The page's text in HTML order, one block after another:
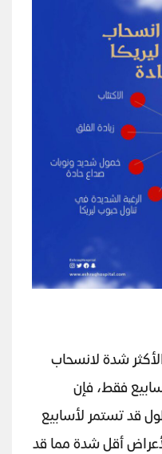
شدة لانسحاب
فقط، فإن
قد تستمر لأسابيع
أقل شدة مما قد